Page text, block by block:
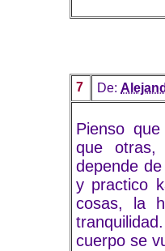
7 De:
Pienso
que
depende
y practico
cosas, la
cuerpo se